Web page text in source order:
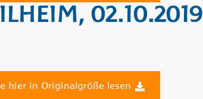
02.10.2019
hier in Originalgröße lesen